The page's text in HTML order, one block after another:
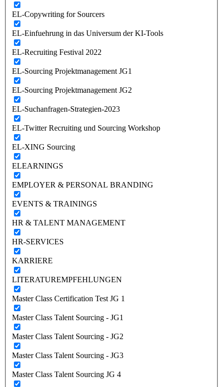
EL-Copywriting for Sourcers
EL-Einfuehrung in das Universum der KI-Tools
EL-Recruiting Festival 2022
EL-Sourcing Projektmanagement JG1
EL-Sourcing Projektmanagement JG2
EL-Suchanfragen-Strategien-2023
EL-Twitter Recruiting und Sourcing Workshop
EL-XING Sourcing
ELEARNINGS
EMPLOYER & PERSONAL BRANDING
EVENTS & TRAININGS
HR & TALENT MANAGEMENT
HR-SERVICES
KARRIERE
LITERATUREMPFEHLUNGEN
Master Class Certification Test JG 1
Master Class Talent Sourcing - JG1
Master Class Talent Sourcing - JG2
Master Class Talent Sourcing - JG3
Master Class Talent Sourcing JG 4